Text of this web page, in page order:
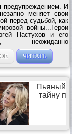
предупреждением. И
меняет свои
перед судьбой, как
войны...Герои
Пастухов и его
— неожиданно
политической
ЧИТАТЬ